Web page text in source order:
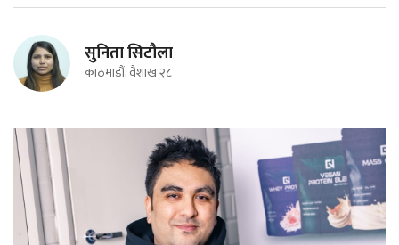
सुनिता सिटौला
काठमाडौं, वैशाख २८